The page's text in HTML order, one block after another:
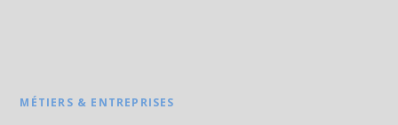
MÉTIERS & ENTREPRISES